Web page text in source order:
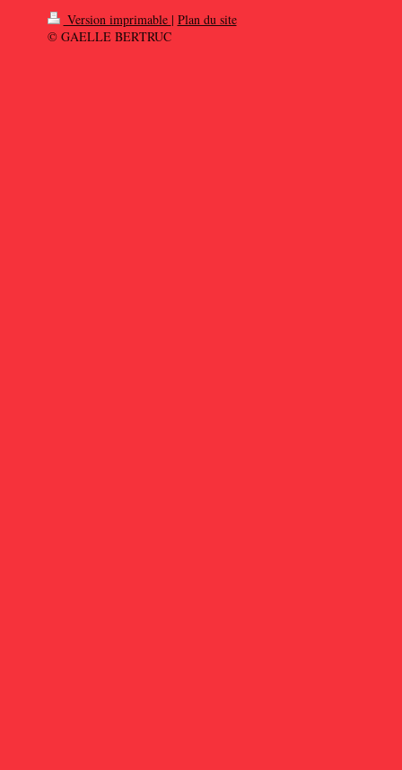
Version imprimable | Plan du site
© GAELLE BERTRUC